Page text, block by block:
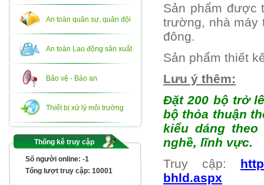
An toàn quân sự, quân đội
An toàn Lao động sản xuất
Bảo vệ - Bảo an
Thiết bị xử lý môi trường
Thống kê truy cập
Số người online: -1
Tổng lượt truy cập: 10001
Sản phẩm được
trường, nhà máy
đông.
Sản phẩm thiết
Lưu ý thêm:
Đặt 200 bộ trở
bộ thỏa thuận
kiểu dáng
nghề, lĩnh vực.
Truy cập:
bhld.aspx